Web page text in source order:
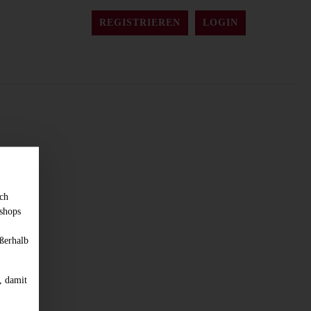
REGISTRIEREN LOGIN
damit